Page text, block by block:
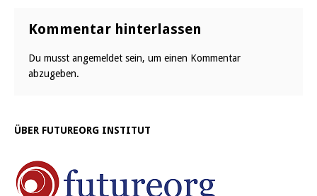
Kommentar hinterlassen
Du musst angemeldet sein, um einen Kommentar
abzugeben.
ÜBER FUTUREORG INSTITUT